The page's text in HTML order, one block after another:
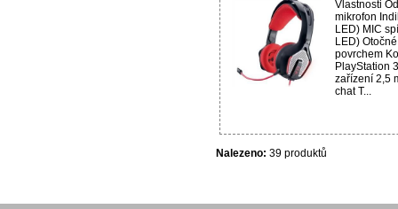
Vlastnosti
mikrofon
LED) MIC
LED)
povrchem
PlayStation
zařízení 2,5
chat T...
Nalezeno: 39 produktů